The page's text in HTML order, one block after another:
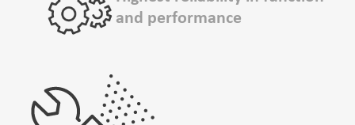
and performance